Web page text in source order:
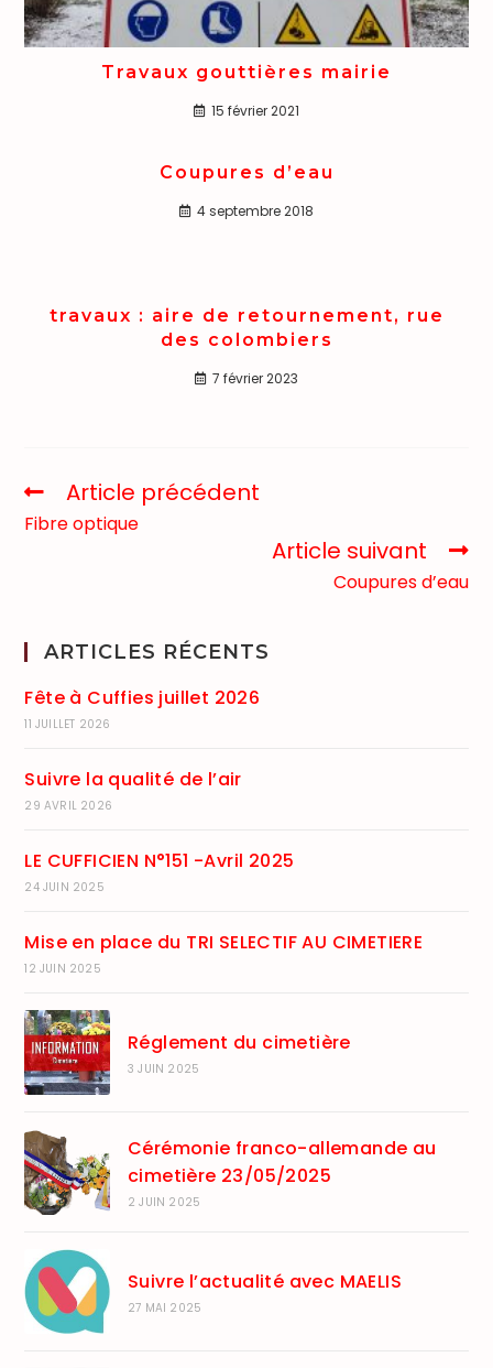
Travaux gouttières mairie
15 février 2021
Coupures d’eau
4 septembre 2018
travaux : aire de retournement, rue
des colombiers
7 février 2023
Article précédent
Fibre optique
Article suivant
Coupures d’eau
ARTICLES RÉCENTS
Fête à Cuffies juillet 2026
11 JUILLET 2026
Suivre la qualité de l’air
29 AVRIL 2026
LE CUFFICIEN N°151 -Avril 2025
24 JUIN 2025
Mise en place du TRI SELECTIF AU CIMETIERE
12 JUIN 2025
Réglement du cimetière
3 JUIN 2025
Cérémonie franco-allemande au
cimetière 23/05/2025
2 JUIN 2025
Suivre l’actualité avec MAELIS
27 MAI 2025